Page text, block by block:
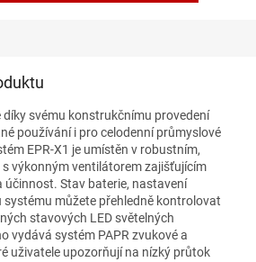
díky svému konstrukčnímu provedení
používání i pro celodenní průmyslové
EPR-X1 je umístěn v robustním,
výkonným ventilátorem zajišťujícím
účinnost. Stav baterie, nastavení
můžete přehledně kontrolovat
stavových LED světelných
vydává systém PAPR zvukové a
uživatele upozorňují na nízký průtok